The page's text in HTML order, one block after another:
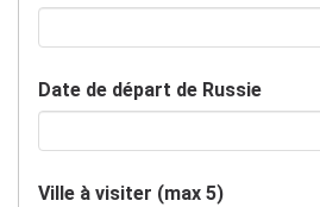
Date de départ de Russie
Ville à visiter (max 5)